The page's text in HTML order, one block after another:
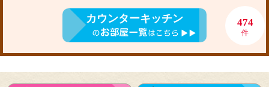
カウンターキッチン 474
件